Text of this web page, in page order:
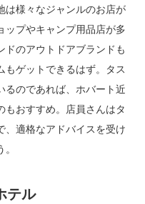
は様々なジャンルのお店が
ップやキャンプ用品店が多
ドのアウトドアブランドも
もゲットできるはず。タス
るのであれば、ホバート近
もおすすめ。店員さんはタ
、適格なアドバイスを受け
テル